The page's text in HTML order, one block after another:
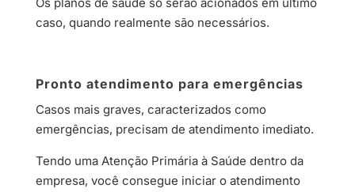
caso, quando realmente são necessários.
Pronto atendimento para emergências
Casos mais graves, caracterizados como
emergências, precisam de atendimento imediato.
Tendo uma Atenção Primária à Saúde dentro da
empresa, você consegue iniciar o atendimento